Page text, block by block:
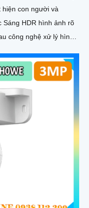
hiện con người và
Sáng HDR hình ảnh rõ
công nghệ xử lý hình